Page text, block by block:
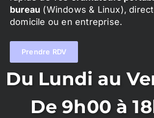
bureau (Windows & Linux),
domicile ou en entreprise.
Prendre RDV
Du Lundi au
De 9h00 à